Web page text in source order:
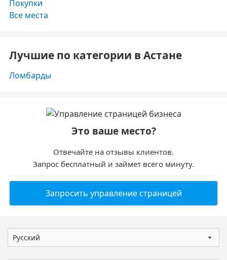
Покупки
Все места
Лучшие по категории в Астане
Ломбарды
Это ваше место?
Отвечайте на отзывы клиентов.
Запрос бесплатный и займет всего минуту.
Запросить управление страницей
Русский